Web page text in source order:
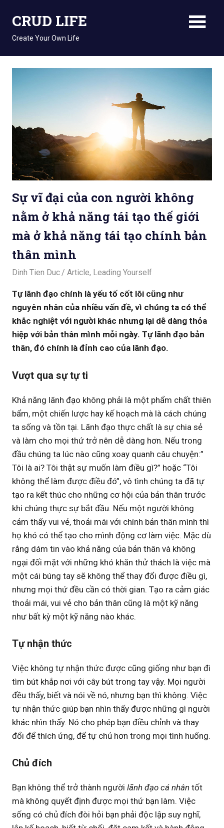
CRUD LIFE
Create Your Own Life
Sự vĩ đại của con người không
nằm ở khả năng tái tạo thế giới
mà ở khả năng tái tạo chính bản
thân mình
February 28, 2020
Dinh Tien Duc Article, Leading Yourself
Tự lãnh đạo chính là yếu tố cốt lõi cũng như
nguyên nhân của nhiều vấn đề, vì chúng ta có thể
khắc nghiệt với người khác nhưng lại dễ dàng thỏa
hiệp với bản thân mình mỗi ngày. Tự lãnh đạo bản
thân, đó chính là đỉnh cao của lãnh đạo.
Vượt qua sự tự ti
Khả năng lãnh đạo không phải là một phẩm chất thiên
bẩm, một chiến lược hay kế hoạch mà là cách chúng
ta sống và tồn tại. Lãnh đạo thực chất là sự chia sẻ
và làm cho mọi thứ trở nên dễ dàng hơn. Nếu trong
đầu chúng ta lúc nào cũng xoay quanh câu chuyện:”
Tôi là ai? Tôi thật sự muốn làm điều gì?” hoặc “Tôi
không thể làm được điều đó”, vô tình chúng ta đã tự
tạo ra kết thúc cho những cơ hội của bản thân trước
khi chúng thực sự bắt đầu. Nếu một người không
cảm thấy vui vẻ, thoải mái với chính bản thân mình thì
họ khó có thể tạo cho mình động cơ làm việc. Mặc dù
rằng dám tin vào khả năng của bản thân và không
ngại đối mặt với những khó khăn thử thách là việc mà
một cái búng tay sẽ không thể thay đổi được điều gì,
nhưng mọi thứ đều cần có thời gian. Tạo ra cảm giác
thoải mái, vui vẻ cho bản thân cũng là một kỹ năng
như bất kỳ một kỹ năng nào khác.
Tự nhận thức
Việc không tự nhận thức được cũng giống như bạn đi
tìm bút khắp nơi với cây bút trong tay vậy. Mọi người
đều thấy, biết và nói về nó, nhưng bạn thì không. Việc
tự nhận thức giúp bạn nhìn thấy được những gì người
khác nhìn thấy. Nó cho phép bạn điều chỉnh và thay
đổi để thích ứng, để tự chủ hơn trong mọi tình huống.
Chủ đích
Bạn không thể trở thành người lãnh đạo cá nhân tốt
mà không quyết định được mọi thứ bạn làm. Việc
sống có chủ đích đòi hỏi bạn phải độc lập suy nghĩ,